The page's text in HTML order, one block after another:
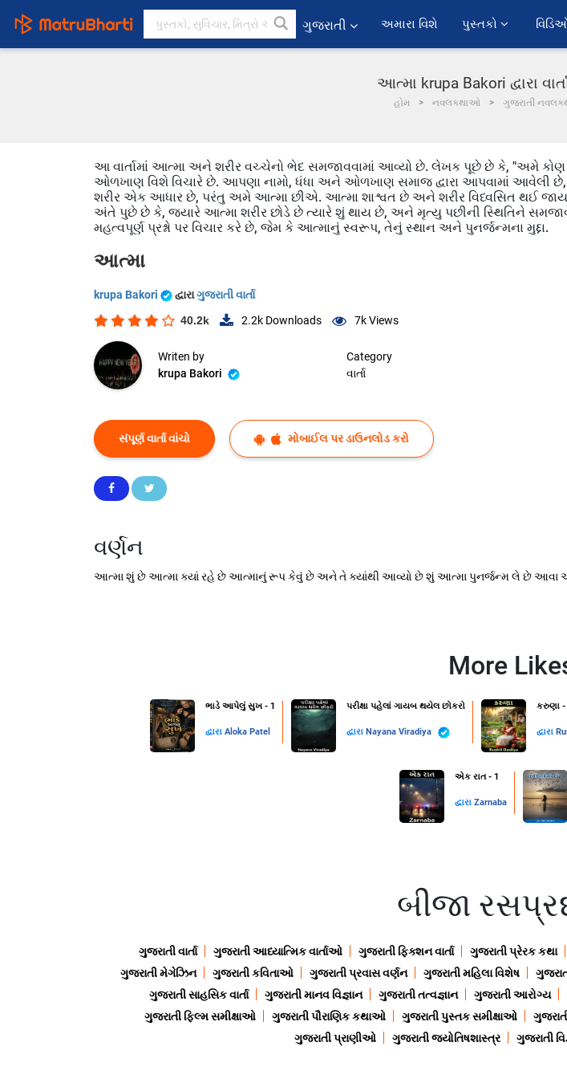
ગુજરાતી અમારા વિશે પુસ્તકો
આત્મા krupa Bakori દ્વારા
હોમ નવલકથાઓ ગુજરાતી
આ વાર્તામાં આત્મા અને શરીર વચ્ચેનો ભેદ સમજાવવામાં આવ્યો છે. લેખક પૂછે છે કે, "અમે
ઓળખાણ વિશે વિચારે છે. આપણા નામો, ધંધા અને ઓળખાણ સમાજ દ્વારા આપવામાં
શરીર એક આધાર છે, પરંતુ અમે આત્મા છીએ. આત્મા શાશ્વત છે અને શરીર વિધ્વસિત થઈ
અંતે પુછે છે કે, જ્યારે આત્મા શરીર છોડે છે ત્યારે શું થાય છે, અને મૃત્યુ પછીની સ્થિતિને
મહત્વપૂર્ણ પ્રશ્નો પર વિચાર કરે છે, જેમ કે આત્માનું સ્વરૂપ, તેનું સ્થાન અને પુનર્જન્મના મુદ્દા.
આત્મા
krupa Bakori દ્વારાગુજરાતી વાર્તા
40.2k 2.2k Downloads 7kViews
Writen by
krupa Bakori
Category
વાર્તા
સંપૂર્ણ વાર્તા વાંચો મોબાઈલ પર ડાઉનલોડ કરો
વર્ણન
આત્મા શું છે આત્મા ક્યાં રહે છે આત્માનું રૂપ કેવું છે અને તે ક્યાંથી આવ્યો છે શું આત્મા પુનર્જન્મ લે છે આવા
More
ભાડે આપેલું સુખ - 1
દ્વારા Aloka Patel
પરીક્ષા પહેલાં ગાયબ થયેલ છોકરો
દ્વારા Nayana Viradiya
કરુણા -
દ્વારા
એક રાત - 1
દ્વારા Zarnaba
બીજા
ગુજરાતી વાર્તા ગુજરાતી આધ્યાત્મિક વાર્તાઓ ગુજરાતી ફિક્શન વાર્તા ગુજરાતી પ્રેરક કથા
ગુજરાતી મેગેઝિન
ગુજરાતી કવિતાઓ ગુજરાતી પ્રવાસ વર્ણન ગુજરાતી મહિલા વિશેષ
ગુજરાતી સાહસિક વાર્તા
ગુજરાતી માનવ વિજ્ઞાન ગુજરાતી તત્વજ્ઞાન ગુજરાતી આરોગ્ય
ગુજરાતી ફિલ્મ સમીક્ષાઓ
ગુજરાતી પૌરાણિક કથાઓ ગુજરાતી પુસ્તક સમીક્ષાઓ
ગુજરાતી પ્રાણીઓ
ગુજરાતી જ્યોતિષશાસ્ત્ર ગુજરાતી